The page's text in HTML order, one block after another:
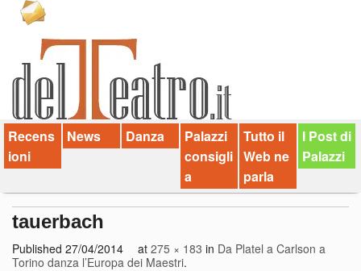
Video
Chi siamo
Contatti
dT in English
Recens
ioni
News Danza
Palazzi
consigli
a
Tutto il
Web ne
parla
I Post di
Palazzi
tauerbach
Published 27/04/2014 at 275 × 183 in Da Platel a Carlson a
Torino danza l’Europa dei Maestri.